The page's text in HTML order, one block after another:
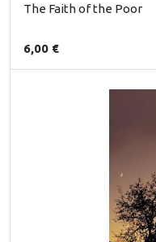
The Faith of the Poor
6,00 €